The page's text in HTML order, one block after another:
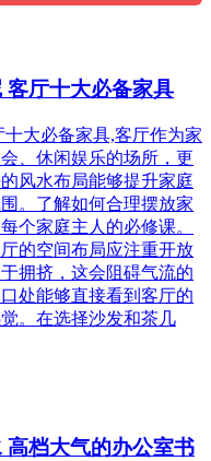
客厅十大必备家具
大必备家具,客厅作为家
、休闲娱乐的场所，更
风水布局能够提升家庭
。了解如何合理摆放家
个家庭主人的必修课。
的空间布局应注重开放
拥挤，这会阻碍气流的
处能够直接看到客厅的
。在选择沙发和茶几
档大气的办公室书